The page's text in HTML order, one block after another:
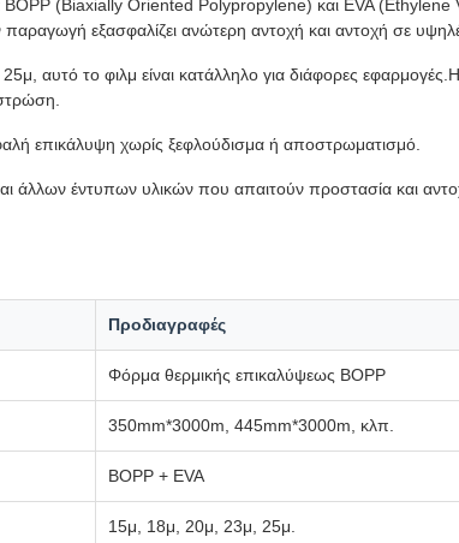
BOPP (Biaxially Oriented Polypropylene) και EVA
εξασφαλίζει ανώτερη αντοχή και αντοχή σε
αυτό το φιλμ είναι κατάλληλο για διάφορες
επικάλυψη χωρίς ξεφλούδισμα ή αποστρωματισμό.
άλλων έντυπων υλικών που απαιτούν προστασία και
Προδιαγραφές
Φόρμα θερμικής επικαλύψεως BOPP
350mm*3000m, 445mm*3000m, κλπ.
BOPP + EVA
15μ, 18μ, 20μ, 23μ, 25μ.